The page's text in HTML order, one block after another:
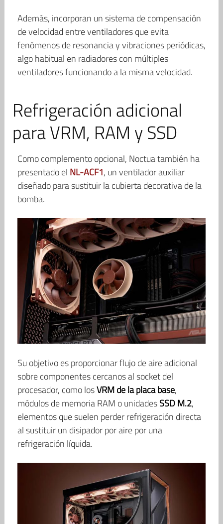
Además, incorporan un sistema de compensación
de velocidad entre ventiladores que evita
fenómenos de resonancia y vibraciones periódicas,
algo habitual en radiadores con múltiples
ventiladores funcionando a la misma velocidad.
Refrigeración adicional
para VRM, RAM y SSD
Como complemento opcional, Noctua también ha
presentado el NL-ACF1, un ventilador auxiliar
diseñado para sustituir la cubierta decorativa de la
bomba.
Su objetivo es proporcionar flujo de aire adicional
sobre componentes cercanos al socket del
procesador, como losVRM de la placa base,
módulos de memoria RAM o unidadesSSD M.2,
elementos que suelen perder refrigeración directa
al sustituir un disipador por aire por una
refrigeración líquida.